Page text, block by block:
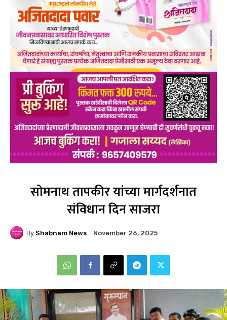
सोमनाथ तापकीर यांच्या मार्गदर्शनात
संविधान दिन साजरा
By Shabnam News November 26, 2025